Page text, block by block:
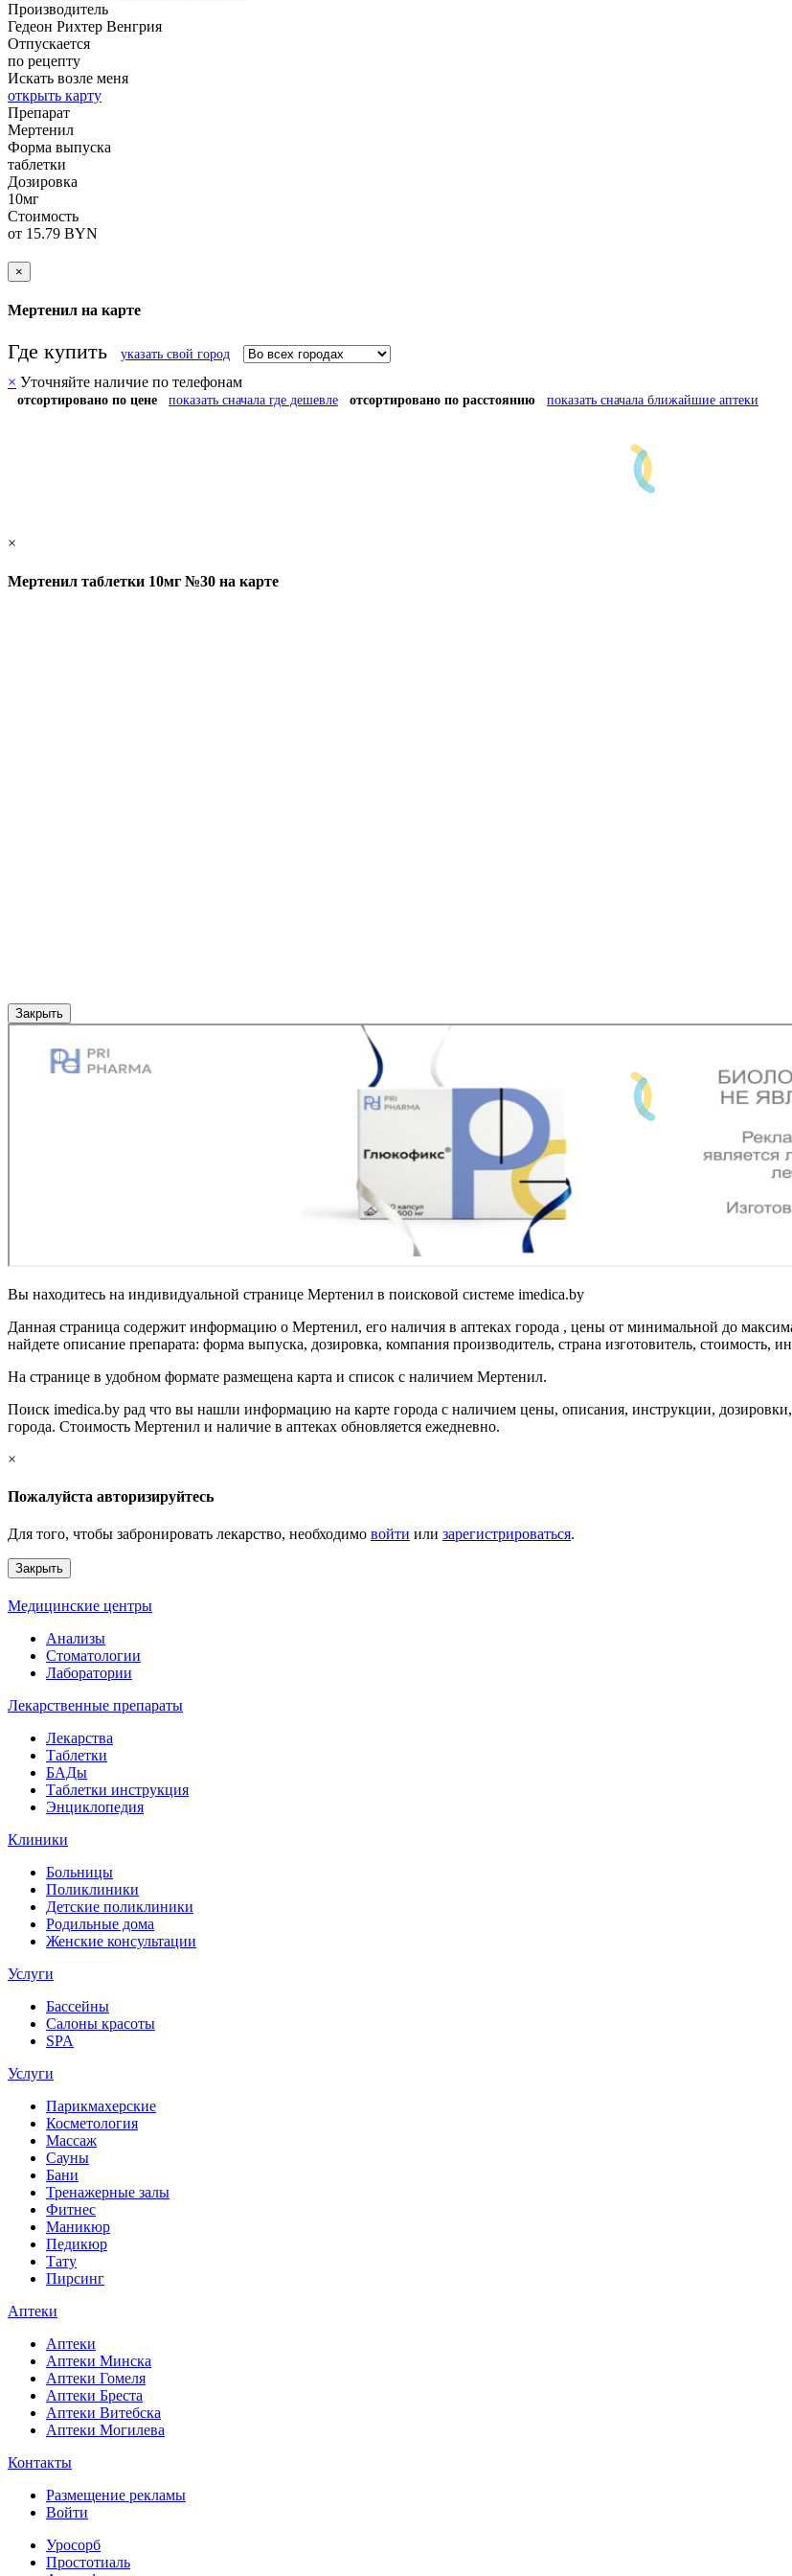
Производитель
Гедеон Рихтер Венгрия
Отпускается
по рецепту
Искать возле меня
открыть карту
Препарат
Мертенил
Форма выпуска
таблетки
Дозировка
10мг
Стоимость
от 15.79 BYN
×
Мертенил на карте
Где купить указать свой город
× Уточняйте наличие по телефонам
отсортировано по цене показать сначала где дешевле отсортировано по расстоянию показать сначала ближайшие аптеки
×
Мертенил таблетки 10мг №30 на карте
Закрыть
Вы находитесь на индивидуальной странице Мертенил в поисковой системе imedica.by
Данная страница содержит информацию о Мертенил, его наличия в аптеках города , цены от минимальной до
найдете описание препарата: форма выпуска, дозировка, компания производитель, страна изготовитель, стоимость,
На странице в удобном формате размещена карта и список с наличием Мертенил.
Поиск imedica.by рад что вы нашли информацию на карте города с наличием цены, описания, инструкции,
города. Стоимость Мертенил и наличие в аптеках обновляется ежедневно.
×
Пожалуйста авторизируйтесь
Для того, чтобы забронировать лекарство, необходимо войти или зарегистрироваться.
Закрыть
Медицинские центры
Анализы
Стоматологии
Лаборатории
Лекарственные препараты
Лекарства
Таблетки
БАДы
Таблетки инструкция
Энциклопедия
Клиники
Больницы
Поликлиники
Детские поликлиники
Родильные дома
Женские консультации
Услуги
Бассейны
Салоны красоты
SPA
Услуги
Парикмахерские
Косметология
Массаж
Сауны
Бани
Тренажерные залы
Фитнес
Маникюр
Педикюр
Тату
Пирсинг
Аптеки
Аптеки
Аптеки Минска
Аптеки Гомеля
Аптеки Бреста
Аптеки Витебска
Аптеки Могилева
Контакты
Размещение рекламы
Войти
Уросорб
Простотиаль